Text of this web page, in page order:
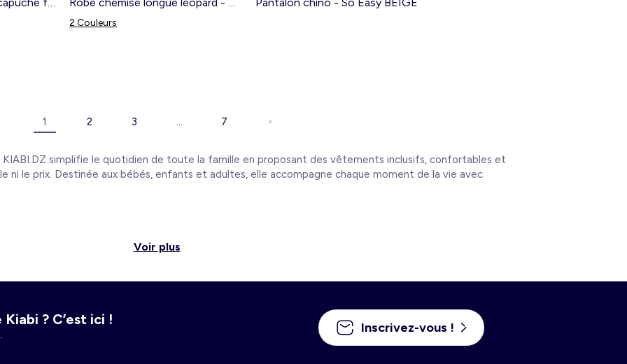
2 Couleurs
1 2 3 … 7
KIABI.DZ simplifie le quotidien de toute la famille en proposant des vêtements inclusifs, confortables et
ni le prix. Destinée aux bébés, enfants et adultes, elle accompagne chaque moment de la vie avec
Voir plus
? C’est ici ! Inscrivez-vous !